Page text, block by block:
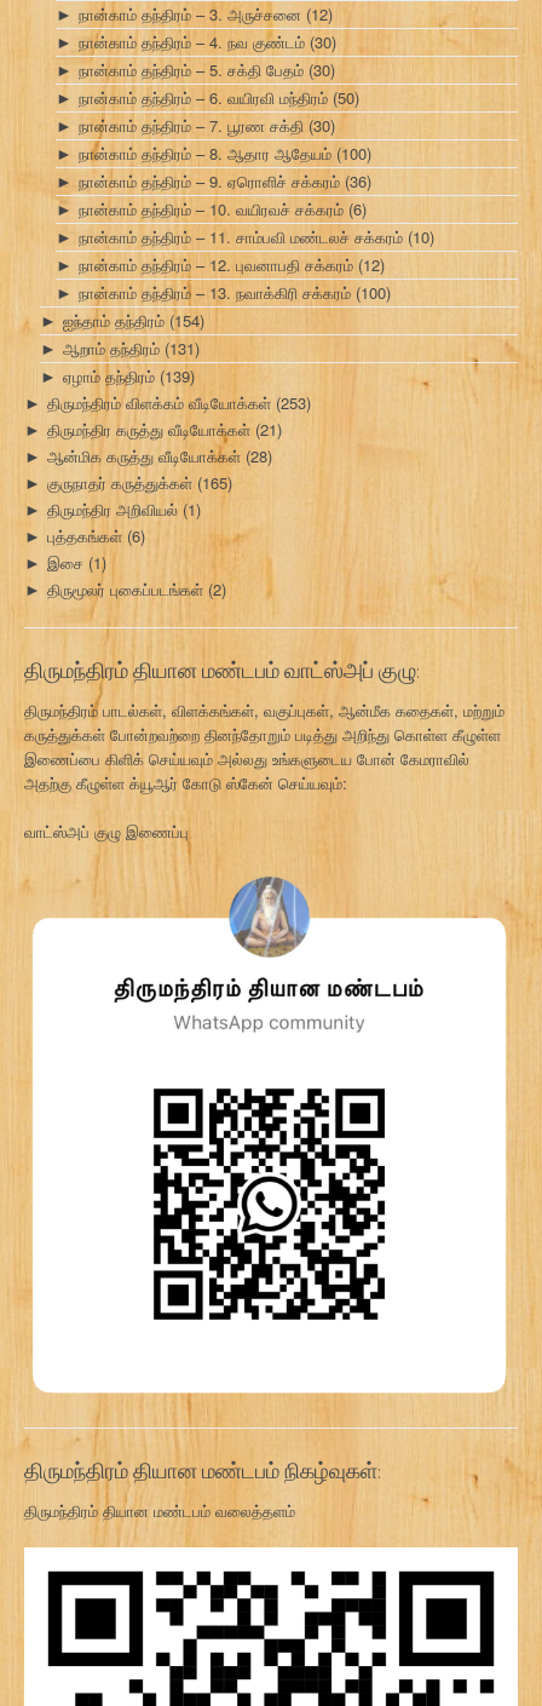
► நான்காம் தந்திரம் – 3. அருச்சனை (12)
► நான்காம் தந்திரம் – 4. நவ குண்டம் (30)
► நான்காம் தந்திரம் – 5. சக்தி பேதம் (30)
► நான்காம் தந்திரம் – 6. வயிரவி மந்திரம் (50)
► நான்காம் தந்திரம் – 7. பூரண சக்தி (30)
► நான்காம் தந்திரம் – 8. ஆதார ஆதேயம் (100)
► நான்காம் தந்திரம் – 9. ஏரொளிச் சக்கரம் (36)
► நான்காம் தந்திரம் – 10. வயிரவச் சக்கரம் (6)
► நான்காம் தந்திரம் – 11. சாம்பவி மண்டலச் சக்கரம் (10)
► நான்காம் தந்திரம் – 12. புவனாபதி சக்கரம் (12)
► நான்காம் தந்திரம் – 13. நவாக்கிரி சக்கரம் (100)
► ஐந்தாம் தந்திரம் (154)
► ஆறாம் தந்திரம் (131)
► ஏழாம் தந்திரம் (139)
► திருமந்திரம் விளக்கம் வீடியோக்கள் (253)
► திருமந்திர கருத்து வீடியோக்கள் (21)
► ஆன்மிக கருத்து வீடியோக்கள் (28)
► குருநாதர் கருத்துக்கள் (165)
► திருமந்திர அறிவியல் (1)
► புத்தகங்கள் (6)
► இசை (1)
► திருமூலர் புகைப்படங்கள் (2)
திருமந்திரம் தியான மண்டபம் வாட்ஸ்அப் குழு:
திருமந்திரம் பாடல்கள், விளக்கங்கள், வகுப்புகள், ஆன்மீக கதைகள், மற்றும்
கருத்துக்கள் போன்றவற்றை தினந்தோறும் படித்து அறிந்து கொள்ள கீழுள்ள
இணைப்பை கிளிக் செய்யவும் அல்லது உங்களுடைய போன் கேமராவில்
அதற்கு கீழுள்ள க்யூஆர் கோடு ஸ்கேன் செய்யவும்:
வாட்ஸ்அப் குழு இணைப்பு
திருமந்திரம் தியான மண்டபம் நிகழ்வுகள்:
திருமந்திரம் தியான மண்டபம் வலைத்தளம்